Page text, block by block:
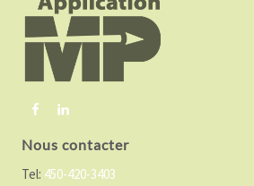
Nous contacter
Tel: 450-420-3403